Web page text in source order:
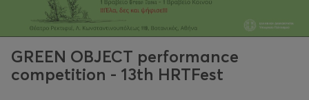
GREEN OBJECT performance
competition - 13th HRTFest